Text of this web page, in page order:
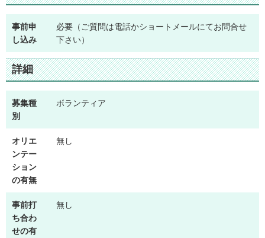
事前申
し込み
必要（ご質問は電話かショートメールにてお問合せ
下さい）
詳細
募集種
別
ボランティア
オリエ
ンテー
ション
の有無
無し
事前打
ち合わ
せの有
無し